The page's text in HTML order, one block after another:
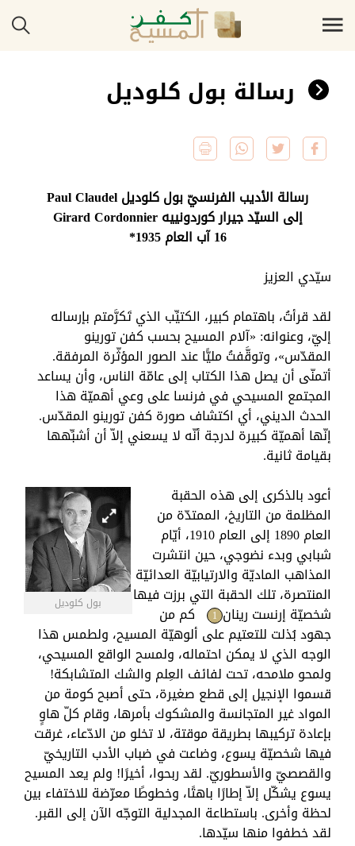
رسالة بول كلوديل
رسالة الأديب الفرنسيّ بول كلوديلPaul Claudel
إلى السيّد جيرار كوردونييهGirard Cordonnier
16 آب العام 1935*
سيّدي العزيز
لقد قرأتُ، باهتمام كبير، الكتيِّب الذي تَكرَّمتم بإرساله
إليّ، وعنوانه: «آلام المسيح بحسب كفن تورينو
المقدّس»، وتوقَّفتُ مليًّا عند الصور المؤثّرة المرفقة.
أتمنّى أن يصل هذا الكتاب إلى عامّة الناس، وأن يساعد
المجتمع المسيحي في فرنسا على وعي أهميّة هذا
الحدث الديني، أي اكتشاف صورة كفن تورينو المقدّس.
إنّها أهميّة كبيرة لدرجة أنّه لا يسعني إلاّ أن أشبِّهها
بقيامة ثانية.
بول كلوديل
أعود بالذكرى إلى هذه الحقبة
المظلمة من التاريخ، الممتدّة من
العام 1890 إلى العام 1910، أيّام
شبابي وبدء نضوجي، حين انتشرت
المذاهب الماديّة والارتيابيّة العدائيّة
المنتصرة، تلك الحقبة التي برزت فيها
شخصيّة إرنست رينان 1
كم من
جهود بُذلت للتعتيم على ألوهيّة المسيح، ولطمس هذا
الوجه الذي لا يمكن احتماله، ولمسح الواقع المسيحي،
ولمحو ملامحه، تحت لفائف العِلم والشك المتشابكة!
قسموا الإنجيل إلى قطع صغيرة، حتى أصبح كومة من
المواد غير المتجانسة والمشكوك بأمرها، وقام كلّ هاوٍ
بإعادة تركيبها بطريقة موقتة، لا تخلو من الادّعاء، غرقت
فيها شخصيّة يسوع، وضاعت في ضباب الأدب التاريخيّ
والقصصيّ والأسطوريّ. لقد ربحوا، أخيرًا! ولم يعد المسيح
يسوع يشكّل إلاّ إطارًا باهتًا، وخطوطًا معرّضة للاختفاء بين
لحظة وأخرى. باستطاعة المجدلية التوجّه الآن إلى القبر.
لقد خطفوا منها سيّدها.